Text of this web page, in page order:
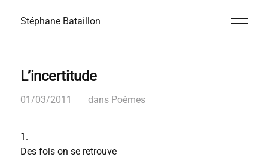
Stéphane Bataillon
L’incertitude
01/03/2011 dans Poèmes
1.
Des fois on se retrouve